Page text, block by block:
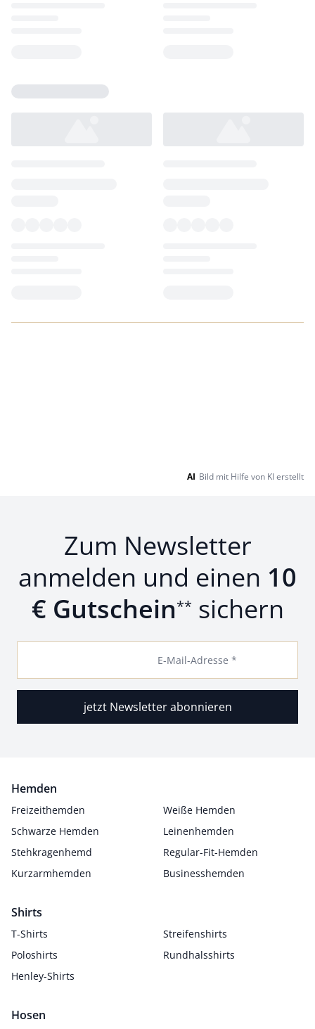
AI Bild mit Hilfe von KI erstellt
Zum Newsletter
anmelden und einen 10
€ Gutschein** sichern
E-Mail-Adresse *
jetzt Newsletter abonnieren
Hemden
Freizeithemden
Weiße Hemden
Schwarze Hemden
Leinenhemden
Stehkragenhemd
Regular-Fit-Hemden
Kurzarmhemden
Businesshemden
Shirts
T-Shirts
Streifenshirts
Poloshirts
Rundhalsshirts
Henley-Shirts
Hosen